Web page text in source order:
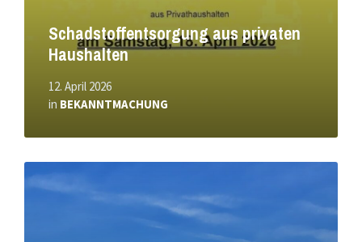
Schadstoffentsorgung aus privaten
Haushalten
12. April 2026
in BEKANNTMACHUNG
Mehr